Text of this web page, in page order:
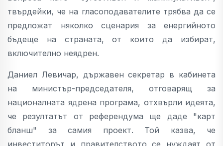
твърдейки, че на гласоподавателите трябва да се
предложат няколко сценария за енергийното
бъдеще на страната, от които да избират,
включително неядрен.
Даниел Левичар, държавен секретар в кабинета
на министър-председателя, отговарящ за
националната ядрена програма, отхвърли идеята,
че резултатът от референдума ще даде "карт
бланш" за самия проект. Той казва, че
инвеститорът и правителството се нуждаят от